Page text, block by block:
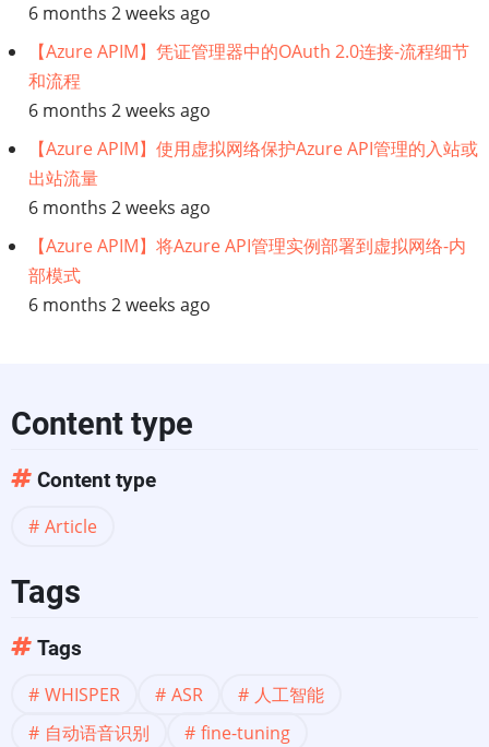
6 months 2 weeks ago
【Azure APIM】凭证管理器中的OAuth 2.0连接-流程细节
和流程
6 months 2 weeks ago
【Azure APIM】使用虚拟网络保护Azure API管理的入站或
出站流量
6 months 2 weeks ago
【Azure APIM】将Azure API管理实例部署到虚拟网络-内
部模式
6 months 2 weeks ago
Content type
Content type
Article
Tags
Tags
WHISP‌‍ER‌ ASR
人工智能
自动语音识别
fine-tuning